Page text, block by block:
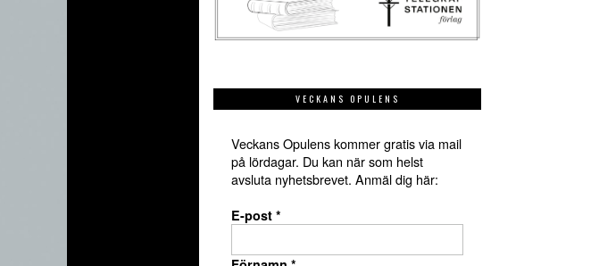
VECKANS OPULENS
Veckans Opulens kommer gratis via mail
på lördagar. Du kan när som helst
avsluta nyhetsbrevet. Anmäl dig här:
E-post *